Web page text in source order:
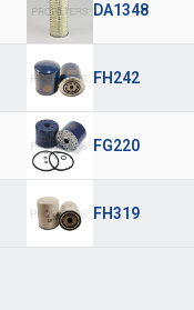
DA1348
FH242
FG220
FH319